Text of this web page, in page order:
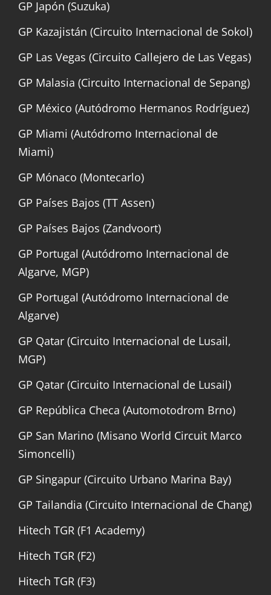
GP Japón (Suzuka)
GP Kazajistán (Circuito Internacional de Sokol)
GP Las Vegas (Circuito Callejero de Las Vegas)
GP Malasia (Circuito Internacional de Sepang)
GP México (Autódromo Hermanos Rodríguez)
GP Miami (Autódromo Internacional de
Miami)
GP Mónaco (Montecarlo)
GP Países Bajos (TT Assen)
GP Países Bajos (Zandvoort)
GP Portugal (Autódromo Internacional de
Algarve, MGP)
GP Portugal (Autódromo Internacional de
Algarve)
GP Qatar (Circuito Internacional de Lusail,
MGP)
GP Qatar (Circuito Internacional de Lusail)
GP República Checa (Automotodrom Brno)
GP San Marino (Misano World Circuit Marco
Simoncelli)
GP Singapur (Circuito Urbano Marina Bay)
GP Tailandia (Circuito Internacional de Chang)
Hitech TGR (F1 Academy)
Hitech TGR (F2)
Hitech TGR (F3)